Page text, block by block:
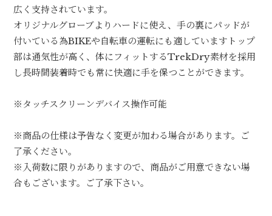
広く支持されています。
オリジナルグローブよりハードに使え、手の裏にパッドが
付いている為BIKEや自転車の運転にも適していますトップ
部は通気性が高く、体にフィットするTrekDry素材を採用
し長時間装着時でも常に快適に手を保つことができます。
※タッチスクリーンデバイス操作可能
※商品の仕様は予告なく変更が加わる場合があります。ご
了承ください。
※入荷数に限りがありますので、商品がご用意できない場
合もございます。ご了承下さい。